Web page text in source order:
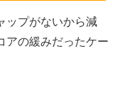
ップがないから減
アの緩みだったケー